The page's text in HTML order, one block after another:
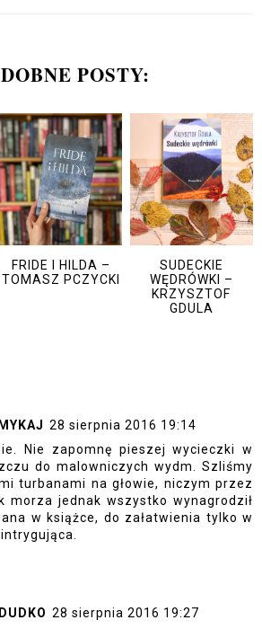
POSTY:
FRIDE I HILDA –
TOMASZ PCZYCKI
SUDECKIE
WĘDRÓWKI –
KRZYSZTOF
GDULA
28 sierpnia 2016 19:14
Nie zapomnę pieszej wycieczki w
do malowniczych wydm. Szliśmy
turbanami na głowie, niczym przez
morza jednak wszystko wynagrodził
w książce, do załatwienia tylko w
28 sierpnia 2016 19:27